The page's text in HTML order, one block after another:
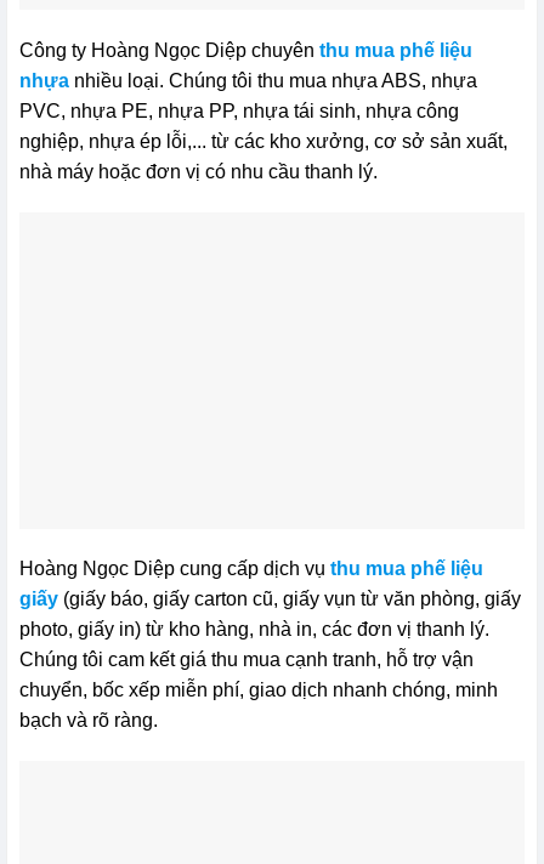
Công ty Hoàng Ngọc Diệp chuyên thu mua phế liệu
nhựanhiều loại. Chúng tôi thu mua nhựa ABS, nhựa
PVC, nhựa PE, nhựa PP, nhựa tái sinh, nhựa công
nghiệp, nhựa ép lỗi,... từ các kho xưởng, cơ sở sản xuất,
nhà máy hoặc đơn vị có nhu cầu thanh lý.
Hoàng Ngọc Diệp cung cấp dịch vụ thu mua phế liệu
giấy(giấy báo, giấy carton cũ, giấy vụn từ văn phòng, giấy
photo, giấy in) từ kho hàng, nhà in, các đơn vị thanh lý.
Chúng tôi cam kết giá thu mua cạnh tranh, hỗ trợ vận
chuyển, bốc xếp miễn phí, giao dịch nhanh chóng, minh
bạch và rõ ràng.